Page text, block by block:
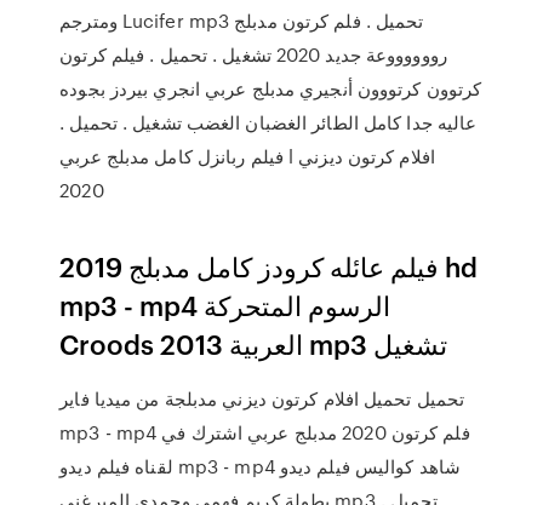
ومترجم Lucifer mp3 تحميل . فلم كرتون مدبلج
رووووووعة جديد 2020 تشغيل . تحميل . فيلم كرتون
كرتوون كرتووون أنجيري مدبلج عربي انجري بيردز بجوده
عاليه جدا كامل الطائر الغضبان الغضب تشغيل . تحميل .
فيلم ربانزل كامل مدبلج عربي l افلام كرتون ديزني
2020
فيلم عائله كرودز كامل مدبلج 2019 hd
mp3 - mp4 الرسوم المتحركة
Croods العربية 2013 mp3 تشغيل
تحميل تحميل افلام كرتون ديزني مدبلجة من ميديا فاير
mp3 - mp4 فلم كرتون 2020 مدبلج عربي اشترك في
لقناه فيلم ديدو mp3 - mp4 شاهد كواليس فيلم ديدو
بطولة كريم فهمي وحمدي الميرغني mp3 تحميل .